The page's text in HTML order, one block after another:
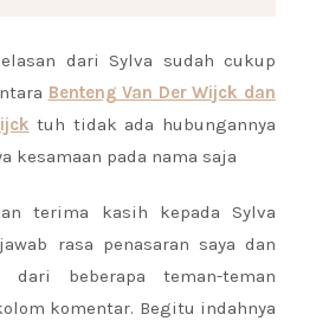
dari Sylva sudah cukup
Benteng Van Der Wijck dan
tuh tidak ada hubungannya
kesamaan pada nama saja
terima kasih kepada Sylva
rasa penasaran saya dan
dari beberapa teman-teman
komentar. Begitu indahnya